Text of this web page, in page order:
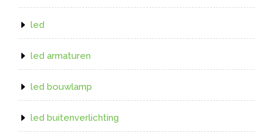
led
led armaturen
led bouwlamp
led buitenverlichting